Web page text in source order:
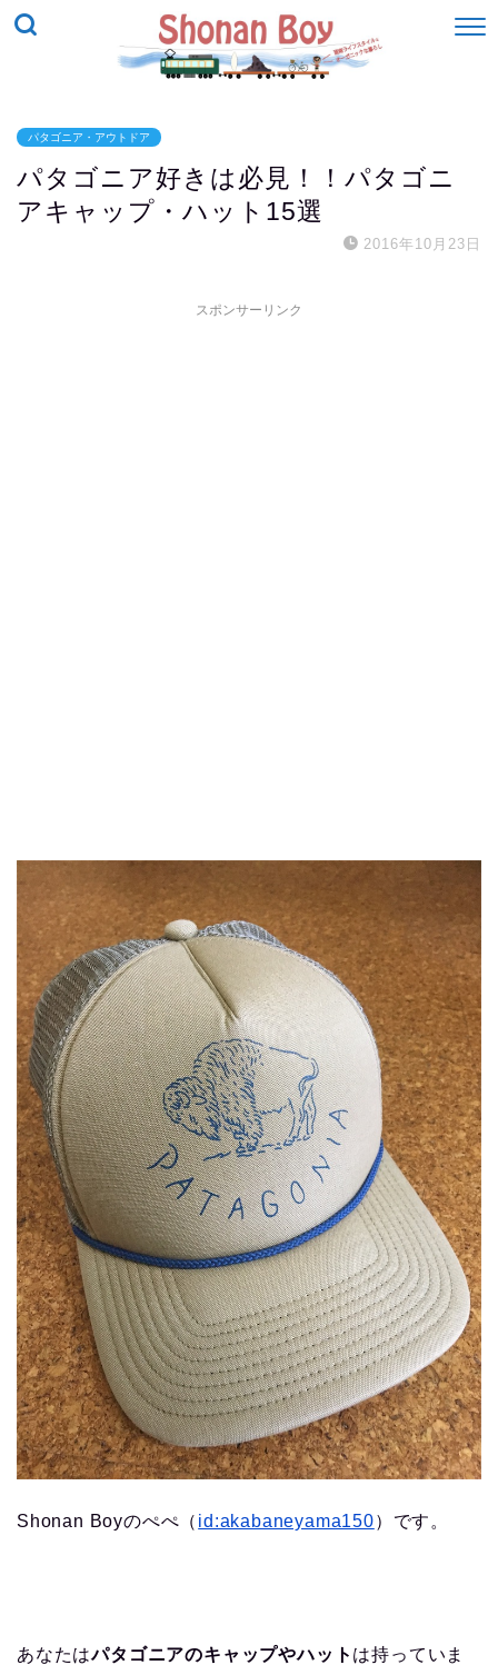
パタゴニア・アウトドア
パタゴニア好きは必見！！パタゴニ
アキャップ・ハット15選
2016年10月23日
スポンサーリンク
Shonan Boyのぺぺ（ id:akabaneyama150）です。
あなたはパタゴニアのキャップやハット は持っていま